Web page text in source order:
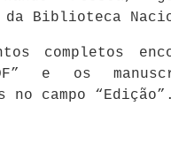
da Biblioteca
completos
e os
campo